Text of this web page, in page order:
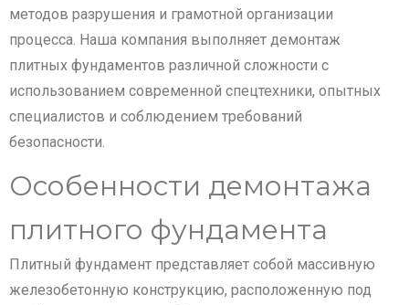
методов разрушения и грамотной организации
процесса. Наша компания выполняет демонтаж
плитных фундаментов различной сложности с
использованием современной спецтехники, опытных
специалистов и соблюдением требований
безопасности.
Особенности демонтажа
плитного фундамента
Плитный фундамент представляет собой массивную
железобетонную конструкцию, расположенную под